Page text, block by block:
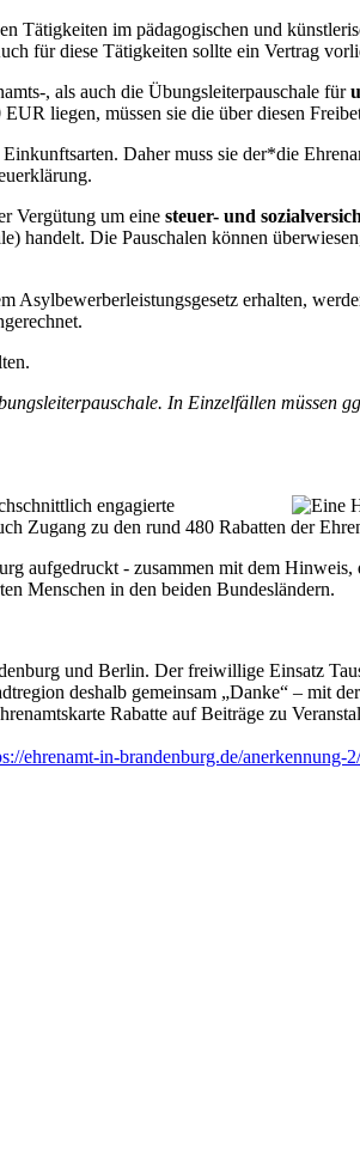
Tätigkeiten im pädagogischen und
für diese Tätigkeiten sollte ein Vertrag
, als auch die Übungsleiterpauschale für
liegen, müssen sie die über diesen
Daher muss sie der*die
Vergütung um eine steuer- und
handelt. Die Pauschalen können
erhalten,
In Einzelfällen müssen
engagierte
Zugang zu den rund 480 Rabatten der
aufgedruckt - zusammen mit dem
Menschen in den beiden Bundesländern.
und Berlin. Der freiwillige Einsatz
deshalb gemeinsam „Danke“ – mit
Rabatte auf Beiträge zu
ehrenamt-in-brandenburg.de/anerkennung-